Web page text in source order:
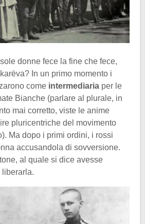
donne fece la fine che fece,
In un primo momento i
come intermediaria per le
Bianche (parlare al plurale, in
mai corretto, viste le anime
pluricentriche del movimento
Ma dopo i primi ordini, i rossi
accusandola di sovversione.
al quale si dice avesse
liberarla.